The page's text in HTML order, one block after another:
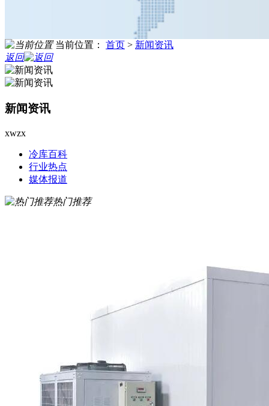
当前位置： 首页 > 新闻资讯
返回
新闻资讯
xwzx
冷库百科
行业热点
媒体报道
热门推荐